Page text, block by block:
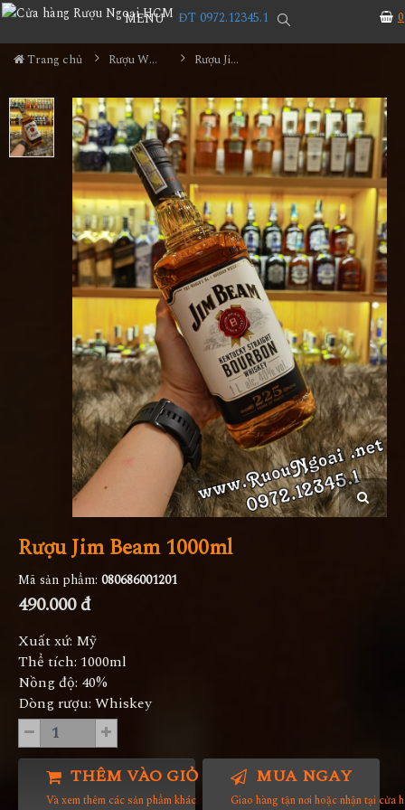
0
MENU ĐT 0972.12345.1
Trang chủ Rượu Whisky Rượu Jim Beam 1000ml
Rượu Jim Beam 1000ml
Mã sản phẩm: 080686001201
490.000 đ
Xuất xứ: Mỹ
Thể tích: 1000ml
Nồng độ: 40%
Dòng rượu: Whiskey
THÊM VÀO GIỎ HÀNG
Và xem thêm các sản phẩm khác
MUA NGAY
Giao hàng tận nơi hoặc nhận tại cửa